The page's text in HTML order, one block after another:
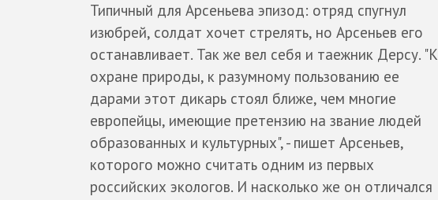
Типичный для Арсеньева эпизод: отряд спугнул
изюбрей, солдат хочет стрелять, но Арсеньев его
останавливает. Так же вел себя и таежник Дерсу. "К
охране природы, к разумному пользованию ее
дарами этот дикарь стоял ближе, чем многие
европейцы, имеющие претензию на звание людей
образованных и культурных", - пишет Арсеньев,
которого можно считать одним из первых
российских экологов. И насколько же он отличался